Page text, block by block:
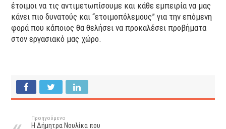
έτοιμοι να τις αντιμετωπίσουμε και κάθε εμπειρία να μας
κάνει πιο δυνατούς και “ετοιμοπόλεμους” για την επόμενη
φορά που κάποιος θα θελήσει να προκαλέσει προβήματα
στον εργασιακό μας χώρο.
Προηγούμενο
Η Δήμητρα Νουλίκα που